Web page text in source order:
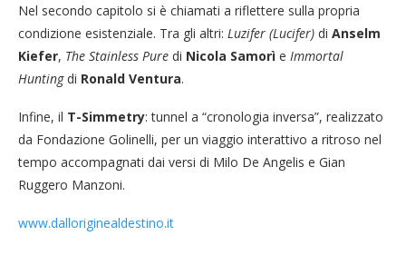
Nel secondo capitolo si è chiamati a riflettere sulla propria
condizione esistenziale. Tra gli altri: Luzifer (Lucifer) di Anselm
Kiefer, The Stainless Pure di Nicola Samorì e Immortal
Huntingdi Ronald Ventura.
Infine, il T-Simmetry: tunnel a “cronologia inversa”, realizzato
da Fondazione Golinelli, per un viaggio interattivo a ritroso nel
tempo accompagnati dai versi di Milo De Angelis e Gian
Ruggero Manzoni.
www.dalloriginealdestino.it